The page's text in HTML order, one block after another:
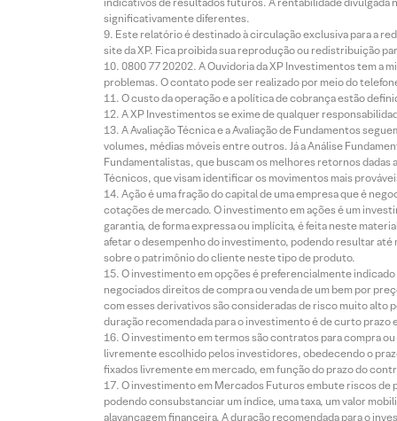
significativamente diferentes.
Este relatório é destinado à circulação exclusiva para a
site da XP. Fica proibida sua reprodução ou redistribuição
0800 77 20202. A Ouvidoria da XP Investimentos tem a
problemas. O contato pode ser realizado por meio do
O custo da operação e a política de cobrança estão
A XP Investimentos se exime de qualquer
A Avaliação Técnica e a Avaliação de Fundamentos
volumes, médias móveis entre outros. Já a Análise
Fundamentalistas, que buscam os melhores retornos
Técnicos, que visam identificar os movimentos mais
Ação é uma fração do capital de uma empresa que é
cotações de mercado. O investimento em ações é um
garantia, de forma expressa ou implícita, é feita neste
afetar o desempenho do investimento, podendo resultar
sobre o patrimônio do cliente neste tipo de produto.
O investimento em opções é preferencialmente
negociados direitos de compra ou venda de um bem por
com esses derivativos são consideradas de risco muito alto
duração recomendada para o investimento é de curto
O investimento em termos são contratos para compra
livremente escolhido pelos investidores, obedecendo o
fixados livremente em mercado, em função do prazo do
O investimento em Mercados Futuros embute riscos
podendo consubstanciar um índice, uma taxa, um valor
alavancagem financeira. A duração recomendada para o